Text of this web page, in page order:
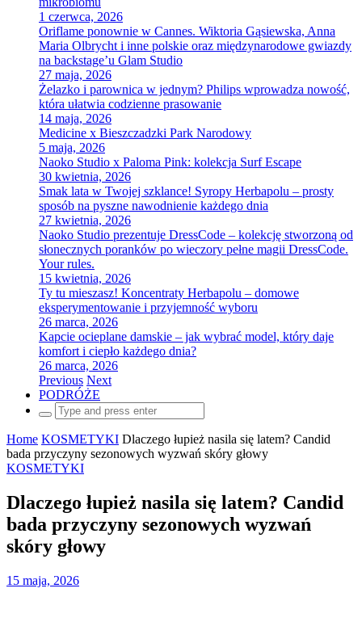
1 czerwca, 2026
Oriflame ponownie w Cannes. Wiktoria Gąsiewska, Anna
Maria Olbrycht i inne polskie oraz międzynarodowe gwiazdy
na backstage’u Glam Studio
27 maja, 2026
Żelazko i parownica w jednym? Philips wprowadza nowość,
która ułatwia codzienne prasowanie
14 maja, 2026
Medicine x Bieszczadzki Park Narodowy
5 maja, 2026
Naoko Studio x Paloma Pink: kolekcja Surf Escape
30 kwietnia, 2026
Smak lata w Twojej szklance! Syropy Herbapolu – prosty
sposób na pyszne nawodnienie każdego dnia
27 kwietnia, 2026
Naoko Studio prezentuje DressCode – kolekcję stworzoną od
słonecznych poranków po wieczory pełne magii DressCode.
Your rules.
15 kwietnia, 2026
Ty tu mieszasz! Koncentraty Herbapolu – domowe
eksperymentowanie i przyjemność wyboru
26 marca, 2026
Kapcie ocieplane damskie – jak wybrać model, który daje
komfort i ciepło każdego dnia?
26 marca, 2026
Previous Next
PODRÓŻE
Search
for:
Home KOSMETYKI Dlaczego łupież nasila się latem? Candid
bada przyczyny sezonowych wyzwań skóry głowy
KOSMETYKI
Dlaczego łupież nasila się latem? Candid
bada przyczyny sezonowych wyzwań
skóry głowy
15 maja, 2026